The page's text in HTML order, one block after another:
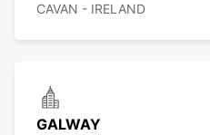
CAVAN - IRELAND
GALWAY